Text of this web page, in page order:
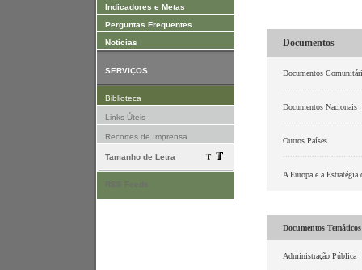
Indicadores e Metas
Perguntas Frequentes
Notícias
SERVIÇOS
Biblioteca
Links Úteis
Recortes de Imprensa
Tamanho de Letra
Documentos
Documentos
Documentos Nacionais
Outros Países
A Europa e a Estratégia
Documentos Temáticos
Administração Pública